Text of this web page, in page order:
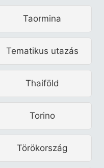
Taormina
Tematikus utazás
Thaiföld
Torino
Törökország